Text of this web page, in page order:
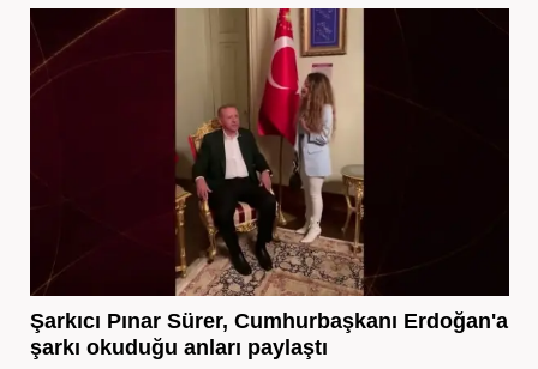
Şarkıcı Pınar Sürer, Cumhurbaşkanı Erdoğan'a
şarkı okuduğu anları paylaştı